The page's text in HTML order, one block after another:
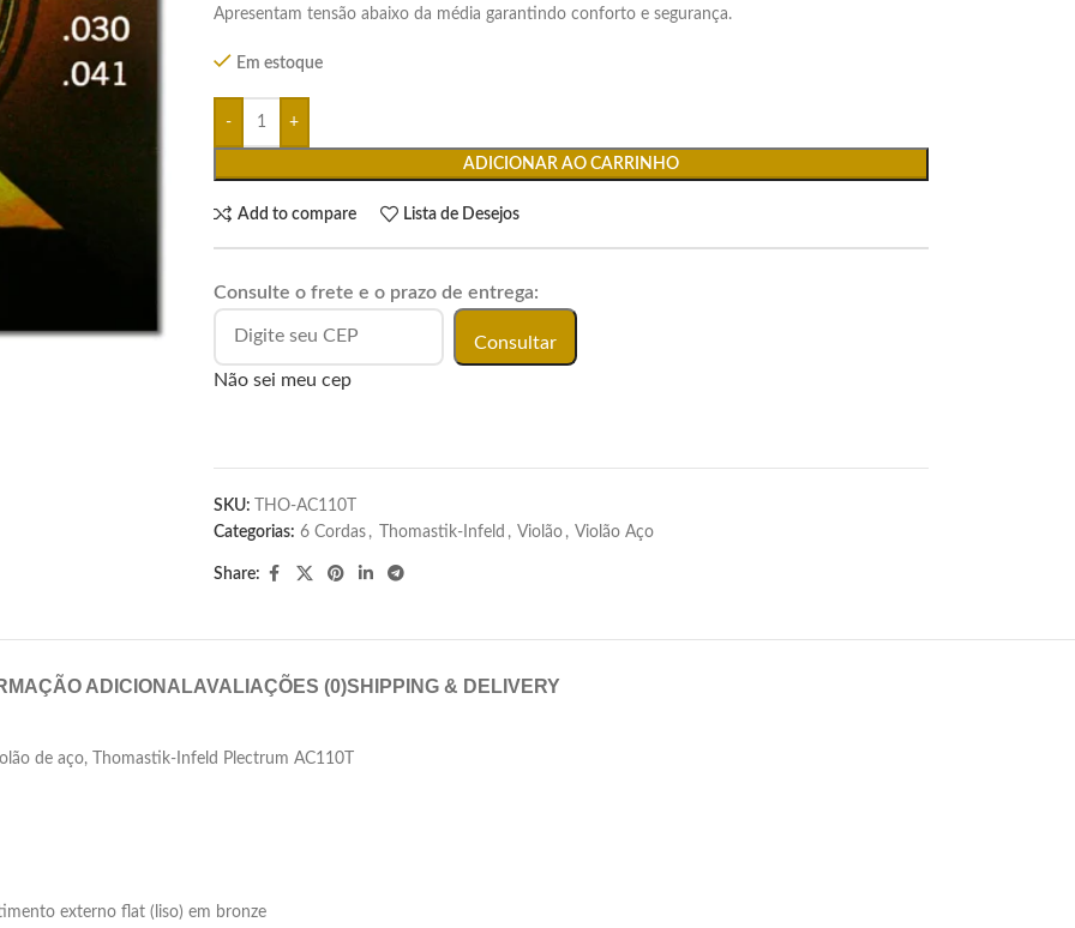
Apresentam tensão abaixo da média garantindo conforto e segurança.
Em estoque
ADICIONAR AO CARRINHO
Add to compare Lista de Desejos
Consulte o frete e o prazo de entrega:
Consultar
Não sei meu cep
SKU:
THO-AC110T
Categorias: 6 Cordas , Thomastik-Infeld , Violão , Violão Aço
Share:
ADICIONALAVALIAÇÕES (0)SHIPPING & DELIVERY
de aço, Thomastik-Infeld Plectrum AC110T
externo flat (liso) em bronze